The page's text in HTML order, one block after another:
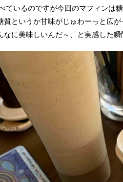
ているのですが今回のマフィンは
質というか甘味がじゅわーっと広
に美味しいんだ～、と実感した瞬